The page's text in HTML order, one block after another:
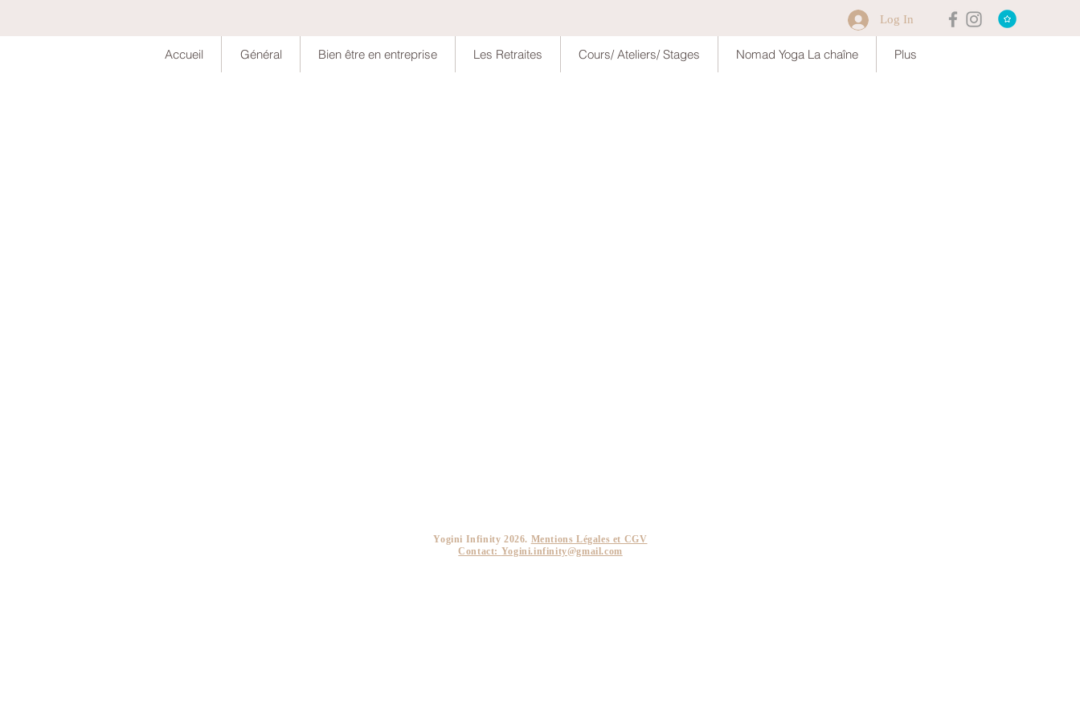
Log In
Accueil Général Bien être en entreprise Les Retraites Cours/ Ateliers/ Stages Nomad Yoga La chaîne Plus
Yogini Infinity 2026. Mentions Légales et CGV
Contact: Yogini.infinity@gmail.com